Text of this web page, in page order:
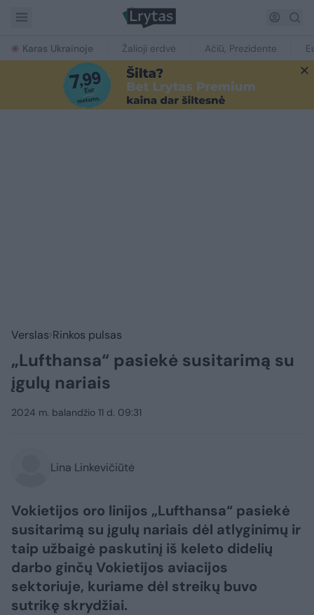
Karas Ukrainoje Žalioji erdvė Ačiū, Prezidente
Verslas Rinkos pulsas
„Lufthansa“ pasiekė susitarimą su
įgulų nariais
2024 m. balandžio 11 d. 09:31
Lina Linkevičiūtė
Vokietijos oro linijos „Lufthansa“ pasiekė
susitarimą su įgulų nariais dėl atlyginimų ir
taip užbaigė paskutinį iš keleto didelių
darbo ginčų Vokietijos aviacijos
sektoriuje, kuriame dėl streikų buvo
sutrikę skrydžiai.